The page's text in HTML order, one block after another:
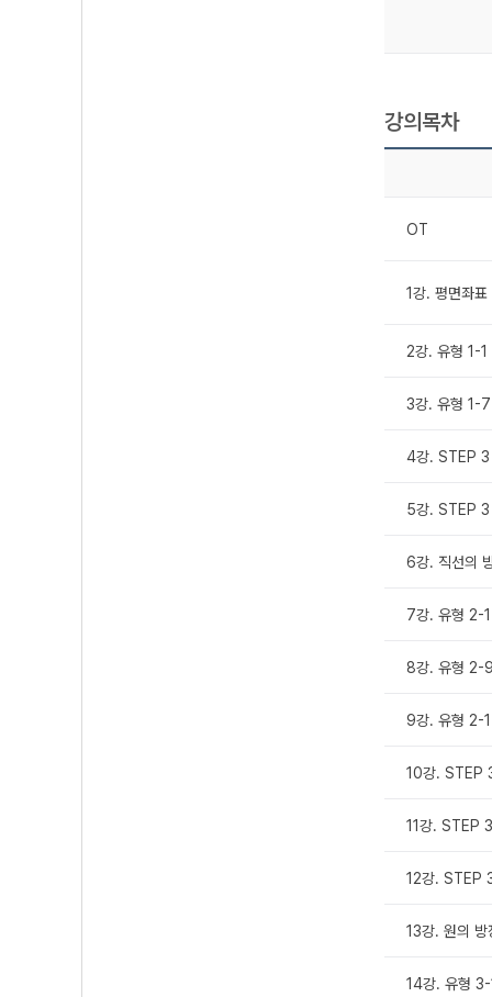
강의목차
OT
1강. 평면좌
2강. 유형 1-
3강. 유형 1-
4강. STEP
5강. STEP
6강. 직선의
7강. 유형 2-
8강. 유형 2-
9강. 유형 2-
10강. STEP
11강. STEP
12강. STEP
13강. 원의
14강. 유형